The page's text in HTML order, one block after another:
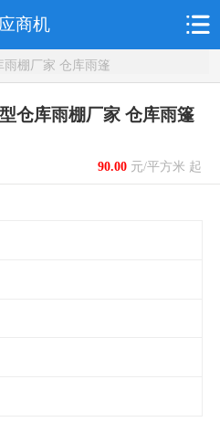
商机
棚厂家 仓库雨篷
仓库雨棚厂家 仓库雨篷
90.00元/平方米 起